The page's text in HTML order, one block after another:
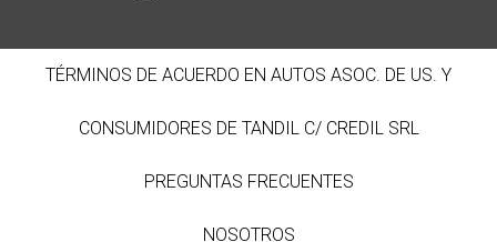
TÉRMINOS DE ACUERDO EN AUTOS ASOC. DE US. Y
CONSUMIDORES DE TANDIL C/ CREDIL SRL
PREGUNTAS FRECUENTES
NOSOTROS